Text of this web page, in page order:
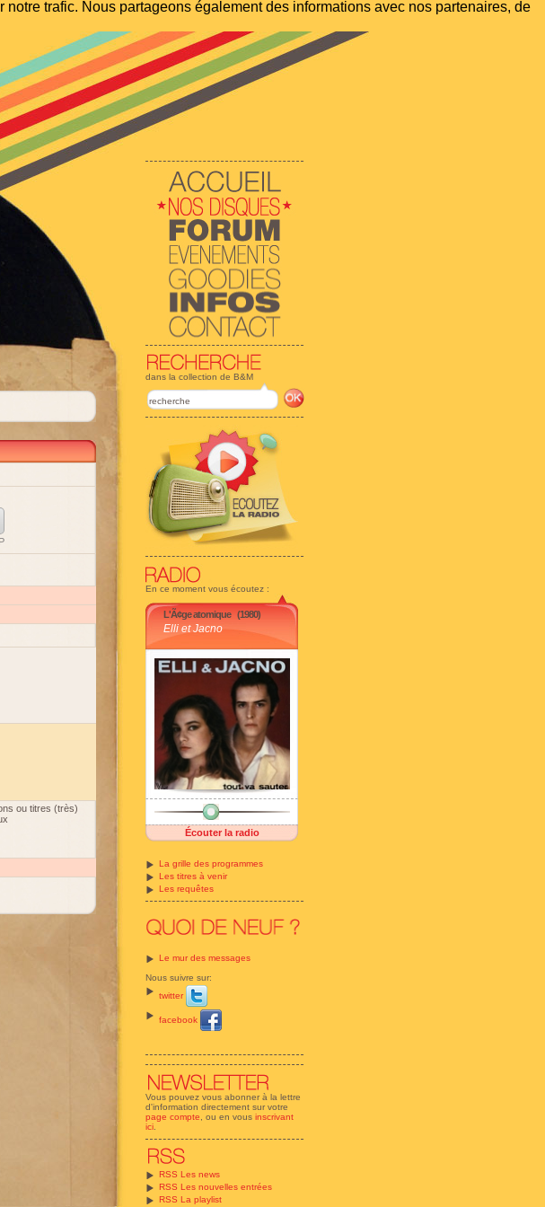
trafic. Nous partageons également des informations avec nos partenaires, de
dans la collection de B&M
En ce moment vous écoutez :
L'Ã¢ge atomique (1980)
Elli et Jacno
Écouter la radio
La grille des programmes
Les titres à venir
Les requêtes
Le mur des messages
Nous suivre sur:
twitter
facebook
Vous pouvez vous abonner à la lettre
d'information directement sur votre
page compte , ou en vous inscrivant
ici
RSS Les news
RSS Les nouvelles entrées
RSS La playlist
ou titres (très)